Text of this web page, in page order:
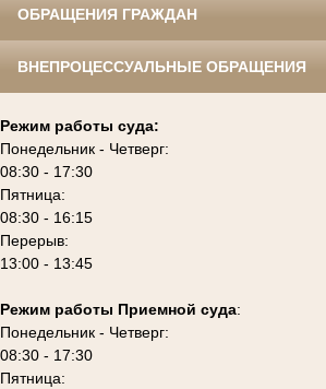
ОБРАЩЕНИЯ ГРАЖДАН
ВНЕПРОЦЕССУАЛЬНЫЕ ОБРАЩЕНИЯ
Режим работы суда:
Понедельник - Четверг:
08:30 - 17:30
Пятница:
08:30 - 16:15
Перерыв:
13:00 - 13:45
Режим работы Приемной суда:
Понедельник - Четверг:
08:30 - 17:30
Пятница: